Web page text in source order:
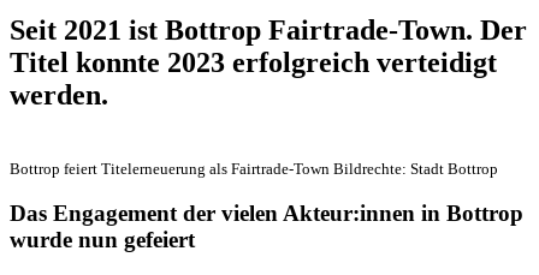
Seit 2021 ist Bottrop Fairtrade-Town. Der
Titel konnte 2023 erfolgreich verteidigt
werden.
Bottrop feiert Titelerneuerung als Fairtrade-Town Bildrechte: Stadt Bottrop
Das Engagement der vielen Akteur:innen in Bottrop
wurde nun gefeiert